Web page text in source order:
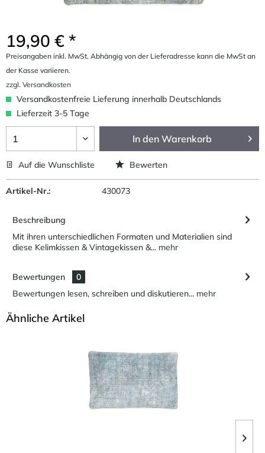
19,90 € *
Preisangaben inkl. MwSt. Abhängig von der Lieferadresse kann die MwSt an
der Kasse variieren.
zzgl. Versandkosten
Versandkostenfreie Lieferung innerhalb Deutschlands
Lieferzeit 3-5 Tage
In den Warenkorb
Auf die Wunschliste Bewerten
Artikel-Nr.: 430073
Beschreibung
Mit ihren unterschiedlichen Formaten und Materialien sind
diese Kelimkissen & Vintagekissen &... mehr
Bewertungen
0
Bewertungen lesen, schreiben und diskutieren... mehr
Ähnliche Artikel